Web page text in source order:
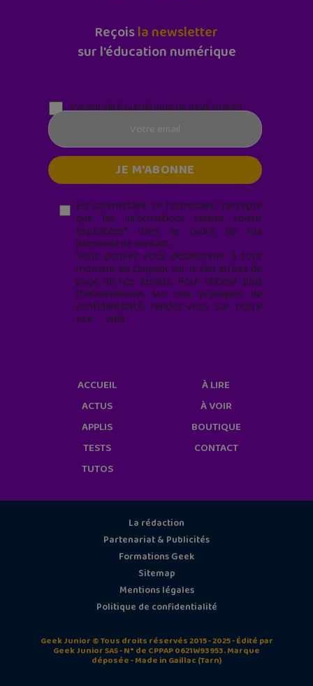
Reçoisla newsletter
sur l'éducation numérique
Parentalité numérique (le lundi matin)
En soumettant ce formulaire, j’accepte
que les informations saisies soient
exploitées* dans le cadre de ma
demande de contact.
Vous pouvez vous désabonner à tout
moment en cliquant sur le lien en bas de
page de nos emails. Pour obtenir plus
d'informations sur nos pratiques de
confidentialité, rendez-vous sur notre
site web
ACCUEIL
ACTUS
APPLIS
TESTS
TUTOS
À LIRE
À VOIR
BOUTIQUE
CONTACT
La rédaction
Partenariat & Publicités
Formations Geek
Sitemap
Mentions légales
Politique de confidentialité
Geek Junior © Tous droits réservés 2015 - 2025 - Édité par
Geek Junior SAS - N° de CPPAP 0621W93953. Marque
déposée - Made in Gaillac (Tarn)